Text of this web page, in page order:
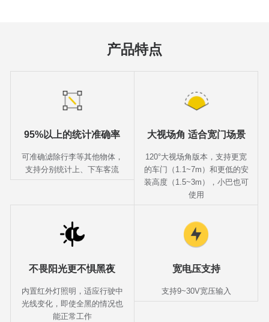
产品特点
95%以上的统计准确率
可准确滤除行李等其他物体，
支持分别统计上、下车客流
大视场角 适合宽门场景
120°大视场角版本，支持更宽
的车门（1.1~7m）和更低的安
装高度（1.5~3m），小巴也可
使用
不畏阳光更不惧黑夜
内置红外灯照明，适应行驶中
光线变化，即使全黑的情况也
能正常工作
宽电压支持
支持9~30V宽压输入